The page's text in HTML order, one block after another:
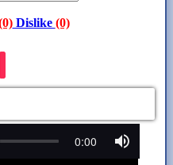
Dislike (0)